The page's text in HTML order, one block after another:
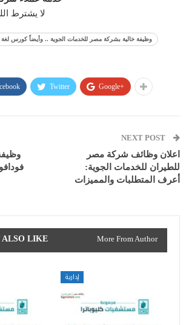
لا يشترط اللغة
56 وظيفة خالية بشركة مصر للخدمات الجوية .. وأيضاً كورس لغة
Twitter Google+
NEXT POST
اعلان وظائف شركة مصر
للطيران للخدمات الجوية:
أعرف المتطلبات والمميزات
LIKE More From Author
إدارية